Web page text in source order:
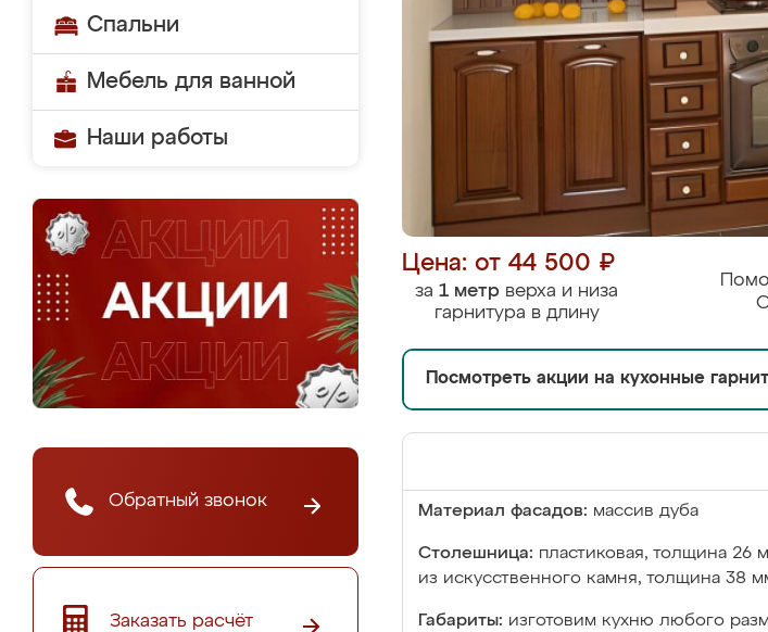
Спальни
Мебель для ванной
Наши работы
Обратный звонок
Заказать расчёт
Цена: от 44 500 ₽
за 1 метр верха и низа
гарнитура в длину
Посмотреть акции на кухонные
Материал фасадов: массив дуба
Столешница: пластиковая, толщина 26
из искусственного камня, толщина 38
Габариты: изготовим кухню любого